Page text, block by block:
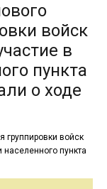
войск
в
пункта
о ходе